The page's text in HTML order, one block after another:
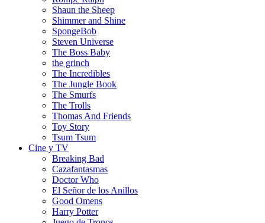
Shaun the Sheep
Shimmer and Shine
SpongeBob
Steven Universe
The Boss Baby
the grinch
The Incredibles
The Jungle Book
The Smurfs
The Trolls
Thomas And Friends
Toy Story
Tsum Tsum
Cine y TV
Breaking Bad
Cazafantasmas
Doctor Who
El Señor de los Anillos
Good Omens
Harry Potter